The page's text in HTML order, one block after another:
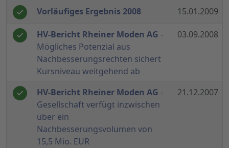
Vorläufiges Ergebnis 2008 15.01.2009
HV-Bericht Rheiner Moden AG -
Mögliches Potenzial aus
Nachbesserungsrechten sichert
Kursniveau weitgehend ab
03.09.2008
HV-Bericht Rheiner Moden AG -
Gesellschaft verfügt inzwischen
über ein
Nachbesserungsvolumen von
15,5 Mio. EUR
21.12.2007